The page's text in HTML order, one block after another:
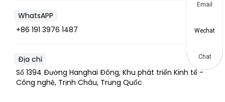
WhatsAPP
+86 191 3976 1487
Địa chỉ
Số 1394 Đường Hanghai Đông, Khu phát triển Kinh tế -
Công nghệ, Trịnh Châu, Trung Quốc
Email
Wechat
Chat